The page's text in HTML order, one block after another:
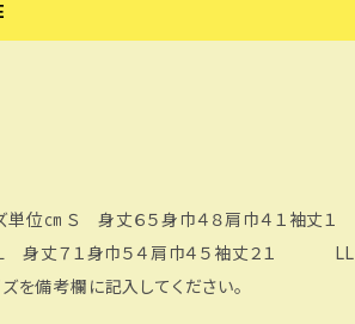
４１袖丈１
丈７１身巾５４肩巾４５袖丈２１ LL
備考欄に記入してください。